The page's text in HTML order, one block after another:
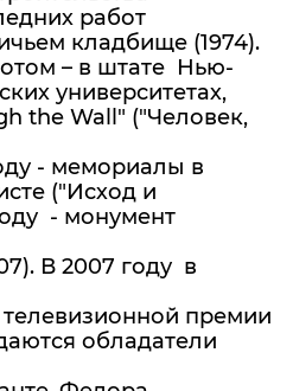
работ
кладбище (1974).
– в штате Нью-
университетах,
the Wall" ("Человек,
- мемориалы в
("Исход и
- монумент
В 2007 году в
телевизионной премии
обладатели